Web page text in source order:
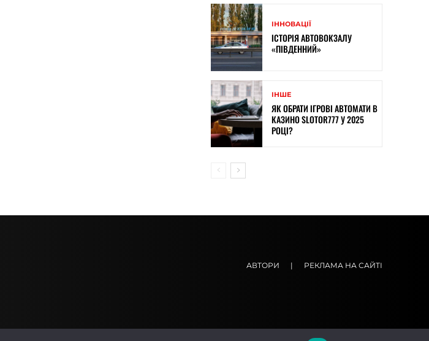
ІННОВАЦІЇ
ІСТОРІЯ АВТОВОКЗАЛУ
«ПІВДЕННИЙ»
ІНШЕ
ЯК ОБРАТИ ІГРОВІ АВТОМАТИ В
КАЗИНО SLOTOR777 У 2025
РОЦІ?
АВТОРИ | РЕКЛАМА НА САЙТІ